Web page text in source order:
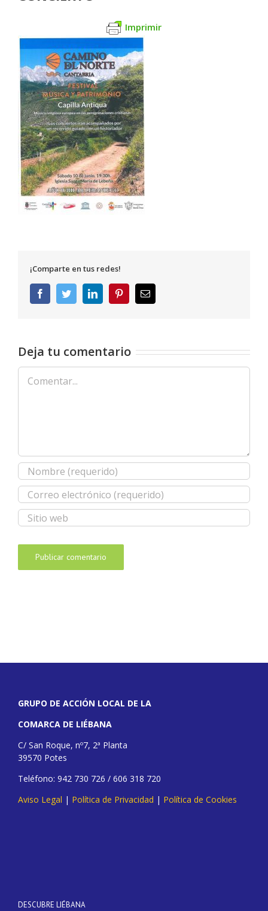
Imprimir
¡Comparte en tus redes!
FacebookTwitterLinkedInPinterestCorreo
electrónico
Deja tu comentario
Comentar
GRUPO DE ACCIÓN LOCAL DE LA
COMARCA DE LIÉBANA
C/ San Roque, nº7, 2ª Planta
39570 Potes
Teléfono: 942 730 726 / 606 318 720
Aviso Legal | Política de Privacidad | Política de Cookies
DESCUBRE LIÉBANA